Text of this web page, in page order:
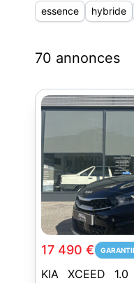
essence hybride
70 annonces
17 490 €
KIA XCEED